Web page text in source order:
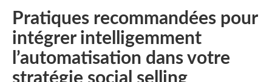
Pratiques recommandées pour
intégrer intelligemment
l’automatisation dans votre